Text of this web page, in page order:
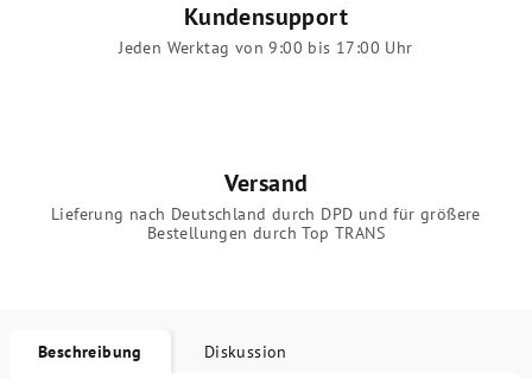
Kundensupport
Jeden Werktag von 9:00 bis 17:00 Uhr
Versand
Lieferung nach Deutschland durch DPD und für größere
Bestellungen durch Top TRANS
Beschreibung Diskussion